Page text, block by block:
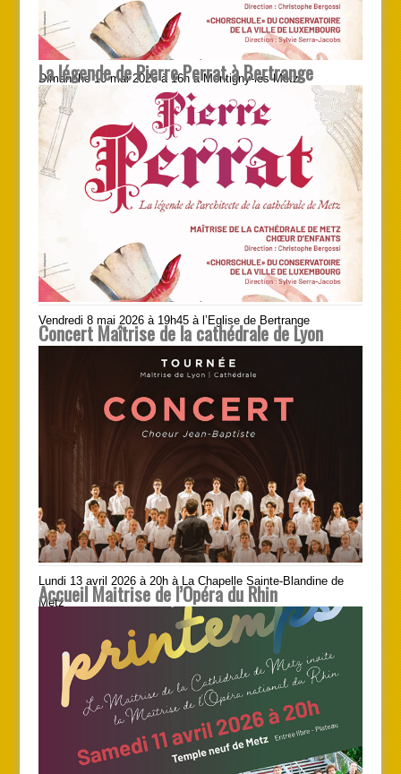
Dimanche 10 mai 2026 à 16h à Montigny-lès-Metz
La légende de Pierre Perrat à Bertrange
Vendredi 8 mai 2026 à 19h45 à l’Eglise de Bertrange
Concert Maîtrise de la cathédrale de Lyon
Lundi 13 avril 2026 à 20h à La Chapelle Sainte-Blandine de
Metz
Accueil Maitrise de l’Opéra du Rhin